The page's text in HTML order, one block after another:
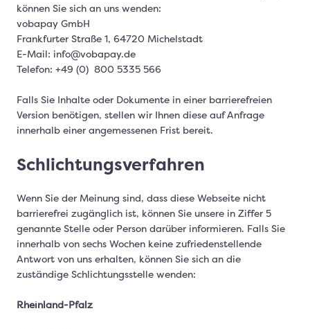
können Sie sich an uns wenden:
vobapay GmbH
Frankfurter Straße 1, 64720 Michelstadt
E-Mail: info@vobapay.de
Telefon: +49 (0) 800 5335 566
Falls Sie Inhalte oder Dokumente in einer barrierefreien
Version benötigen, stellen wir Ihnen diese auf Anfrage
innerhalb einer angemessenen Frist bereit.
Schlichtungsverfahren
Wenn Sie der Meinung sind, dass diese Webseite nicht
barrierefrei zugänglich ist, können Sie unsere in Ziffer 5
genannte Stelle oder Person darüber informieren. Falls Sie
innerhalb von sechs Wochen keine zufriedenstellende
Antwort von uns erhalten, können Sie sich an die
zuständige Schlichtungsstelle wenden:
Rheinland-Pfalz